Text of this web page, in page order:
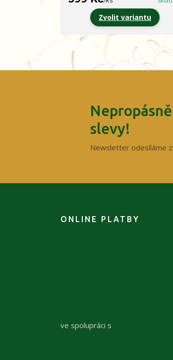
Zvolit variantu
slevy!
Newsletter odesíláme
ONLINE PLATBY
ve spolupráci s